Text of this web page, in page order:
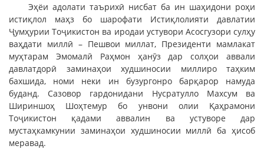
Эҳёи адолати таърихӣ нисбат ба ин шаҳидони роҳи
истиқлол маҳз бо шарофати Истиқлолияти давлатии
Ҷумҳурии Тоҷикистон ва иродаи устувори Асосгузори сулҳу
ваҳдати миллӣ – Пешвои миллат, Президенти мамлакат
муҳтарам Эмомалӣ Раҳмон ҳанӯз дар солҳои аввали
давлатдорӣ заминаҳои худшиносии миллиро таҳким
бахшида, номи неки ин бузургонро барқарор намуда
буданд. Сазовор гардонидани Нусратулло Махсум ва
Шириншоҳ Шоҳтемур бо унвони олии Қаҳрамони
Тоҷикистон қадами аввалин ва устуворе дар
мустаҳкамкунии заминаҳои худшиносии миллӣ ба ҳисоб
меравад.